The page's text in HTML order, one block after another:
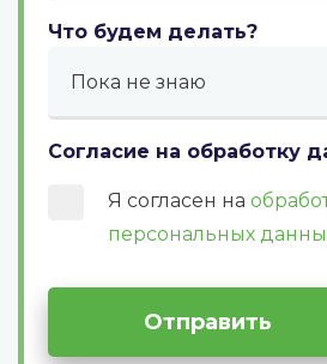
Что будем делать?
Согласие на обработку
Я согласен на
персональных
Отправить